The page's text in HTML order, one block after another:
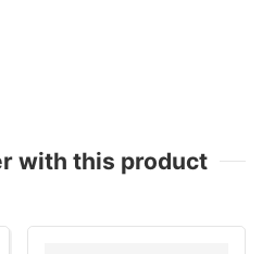
with this product